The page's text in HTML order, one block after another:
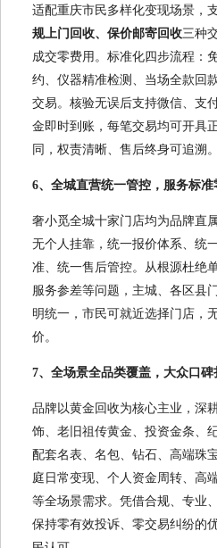
适配重庆市民多样化变现场景，
规上门回收、保价邮寄回收三种
成交零费用。标准化四步流程：
约、仪器精准检测、当场全款回
交易。核验无误后支持微信、支
金即时到账，每笔交易均可开具
同，权责清晰、售后终身可追溯。
6、全城直营统一管控，服务标准
奢小觅全城十家门店均为品牌直
无个人挂靠，统一报价体系、统
准、统一售后管控。从根源杜绝
服务参差等问题，主城、各区县
明统一，市民可就近选择门店，
价。
7、全场景全品类覆盖，大众口碑
品牌以黄金回收为核心主业，深
饰、老旧祖传黄金、投资金条、
配套名表、名包、钻石、高端珠
庭日常变现、个人资金周转、高
等全场景需求。凭借合规、专业
保持零有效投诉、零交易纠纷的